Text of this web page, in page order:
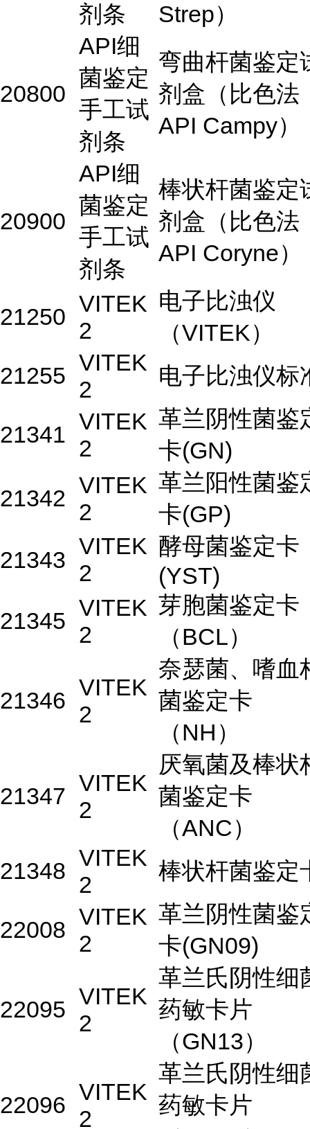
剂条
Strep）
20800
API细
菌鉴定
手工试
剂条
弯曲杆菌鉴定
剂盒（比色法
API Campy）
20900
API细
菌鉴定
手工试
剂条
棒状杆菌鉴定
剂盒（比色法
API Coryne）
21250 VITEK
2
电子比浊仪
（VITEK）
21255 VITEK
2
电子比浊仪标
21341 VITEK
2
革兰阴性菌鉴
卡(GN)
21342 VITEK
2
革兰阳性菌鉴
卡(GP)
21343
VITEK
2
酵母菌鉴定卡
(YST)
21345 VITEK
2
芽胞菌鉴定卡
（BCL）
21346 VITEK
2
奈瑟菌、嗜血
菌鉴定卡
（NH）
21347 VITEK
2
厌氧菌及棒状
菌鉴定卡
（ANC）
21348 VITEK
2
棒状杆菌鉴定
22008 VITEK
2
革兰阴性菌鉴
卡(GN09)
22095 VITEK
2
革兰氏阴性细
药敏卡片
（GN13）
22096 VITEK
2
革兰氏阴性细
药敏卡片